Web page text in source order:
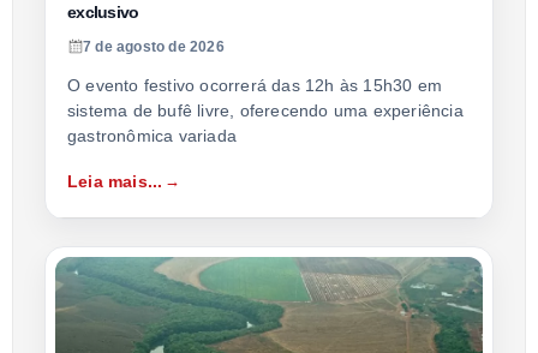
exclusivo
7 de agosto de 2026
O evento festivo ocorrerá das 12h às 15h30 em
sistema de bufê livre, oferecendo uma experiência
gastronômica variada
Leia mais...